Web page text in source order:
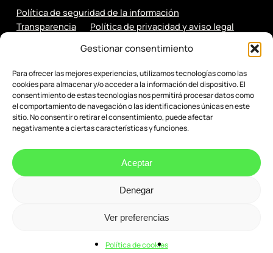
Gestionar consentimiento
Para ofrecer las mejores experiencias, utilizamos tecnologías como las
cookies para almacenar y/o acceder a la información del dispositivo. El
consentimiento de estas tecnologías nos permitirá procesar datos como
el comportamiento de navegación o las identificaciones únicas en este
sitio. No consentir o retirar el consentimiento, puede afectar
negativamente a ciertas características y funciones.
Aceptar
Denegar
Ver preferencias
Política de cookies
Política de seguridad de la información
Transparencia
Política de privacidad y aviso legal
© 2026 Evenbytes. Evolución Digital.